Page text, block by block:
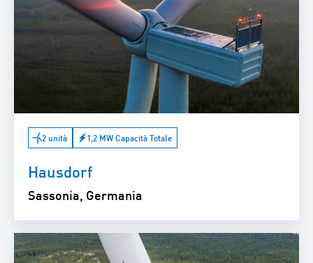
2 unità 1,2 MW Capacità Totale
Hausdorf
Sassonia, Germania